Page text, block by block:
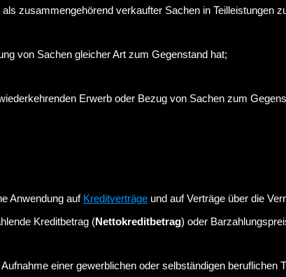
zusammengehörend verkaufter Sachen in Teilleistungen
von Sachen gleicher Art zum Gegenstand hat;
Erwerb oder Bezug von Sachen zum
Anwendung auf Kreditverträge und auf Verträge über die
Kreditbetrag (Nettokreditbetrag) oder
einer gewerblichen oder selbständigen beruflichen